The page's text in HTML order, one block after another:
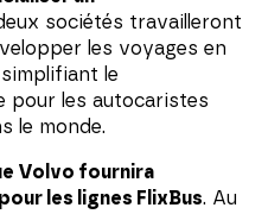
sociétés travailleront
les voyages en
le
pour les autocaristes
le monde.
Volvo fournira
les lignes FlixBus. Au